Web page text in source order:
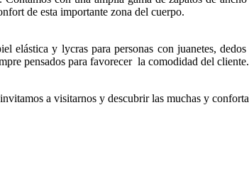
de esta importante zona del cuerpo.
elástica y lycras para personas con juanetes,
pensados para favorecer la comodidad del cliente.
a visitarnos y descubrir las muchas y